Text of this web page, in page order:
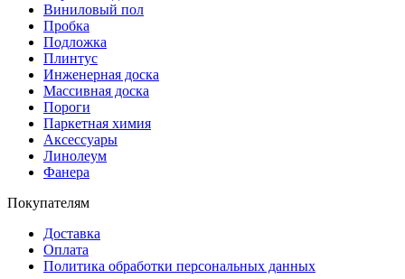
Виниловый пол
Пробка
Подложка
Плинтус
Инженерная доска
Массивная доска
Пороги
Паркетная химия
Аксессуары
Линолеум
Фанера
Покупателям
Доставка
Оплата
Политика обработки персональных данных